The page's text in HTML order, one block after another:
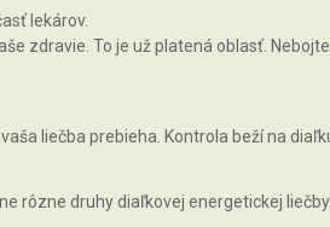
lekárov.
zdravie. To je už platená oblasť.
liečba prebieha. Kontrola beží na
rôzne druhy diaľkovej energetickej